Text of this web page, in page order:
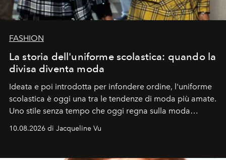
FASHION
La storia dell'uniforme scolastica: quando la
divisa diventa moda
Ideata e poi introdotta per infondere ordine, l'uniforme
scolastica è oggi una tra le tendenze di moda più amate.
Uno stile senza tempo che oggi regna sulla moda
tradizionale e sulla cultura pop.
10.08.2026 di Jacqueline Vu